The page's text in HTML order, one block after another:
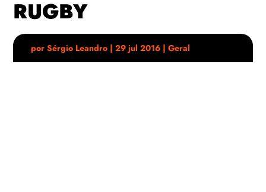
RUGBY
porSérgio Leandro |29 jul 2016 |Geral